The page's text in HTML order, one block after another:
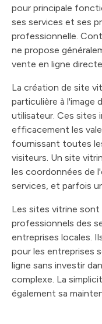
pour principale
ses services et ses
professionnelle.
ne propose
vente en ligne
La création de site
particulière à l'image
utilisateur. Ces
efficacement les
fournissant toutes
visiteurs. Un site
les coordonnées de
services, et parfois
Les sites vitrine sont
professionnels des
entreprises locales.
pour les entreprises
ligne sans investir
complexe. La
également sa